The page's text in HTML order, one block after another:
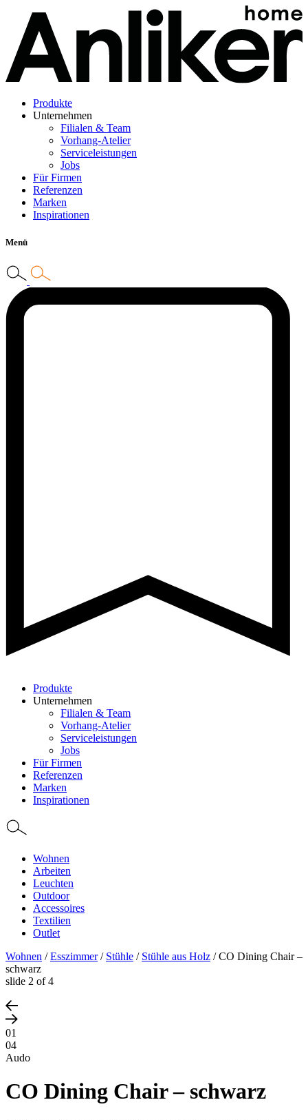
Produkte
Unternehmen
Filialen & Team
Vorhang-Atelier
Serviceleistungen
Jobs
Für Firmen
Referenzen
Marken
Inspirationen
Menü
Produkte
Unternehmen
Filialen & Team
Vorhang-Atelier
Serviceleistungen
Jobs
Für Firmen
Referenzen
Marken
Inspirationen
Wohnen
Arbeiten
Leuchten
Outdoor
Accessoires
Textilien
Outlet
Wohnen /Esszimmer/ Stühle / Stühle aus Holz /CO Dining Chair –
schwarz
slide 2 of 4
01
04
Audo
CO Dining Chair – schwarz